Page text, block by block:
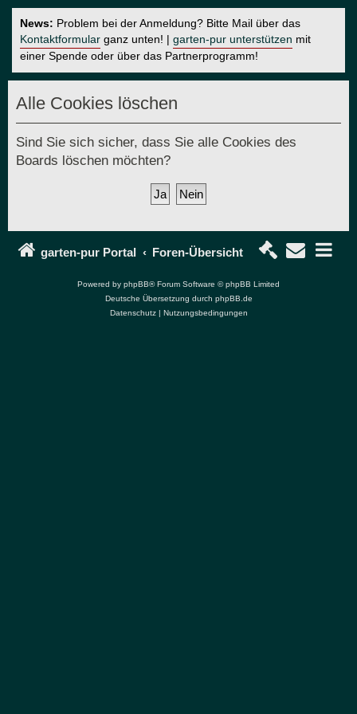
News: Problem bei der Anmeldung? Bitte Mail über das
Kontaktformular ganz unten! | garten-pur unterstützen mit
einer Spende oder über das Partnerprogramm!
Alle Cookies löschen
Sind Sie sich sicher, dass Sie alle Cookies des
Boards löschen möchten?
garten-pur Portal Foren-Übersicht
Powered by phpBB® Forum Software © phpBB Limited
Deutsche Übersetzung durch phpBB.de
Datenschutz| Nutzungsbedingungen